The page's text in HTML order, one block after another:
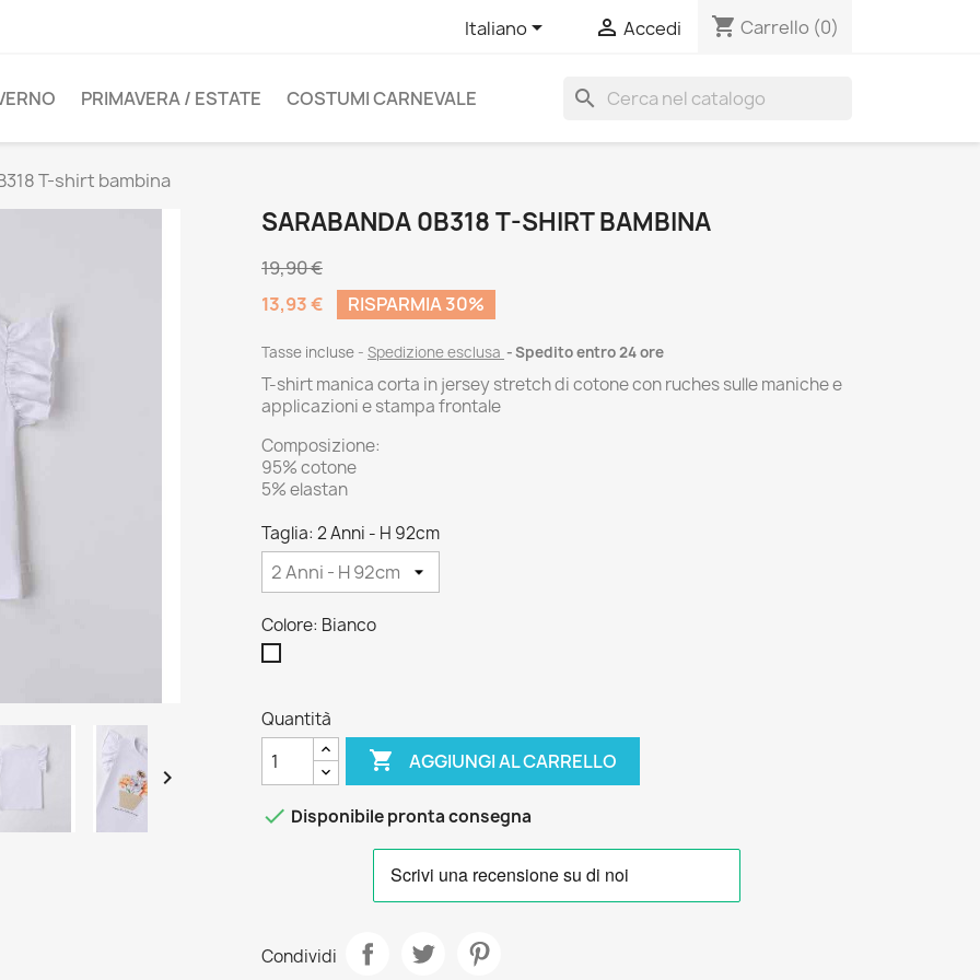
Italiano  Accedi shopping_cart Carrello (0)
PRIMAVERA / ESTATE COSTUMI CARNEVALE search
T-shirt bambina

SARABANDA 0B318 T-SHIRT BAMBINA
19,90 €
13,93 €
RISPARMIA 30%
Tasse incluse Spedizione esclusa Spedito entro 24 ore
T-shirt manica corta in jersey stretch di cotone con ruches sulle maniche e
applicazioni e stampa frontale
Composizione:
95% cotone
5% elastan
Taglia: 2 Anni - H 92cm
Colore: Bianco
Quantità
 AGGIUNGI AL CARRELLO
 Disponibile pronta consegna
Condividi